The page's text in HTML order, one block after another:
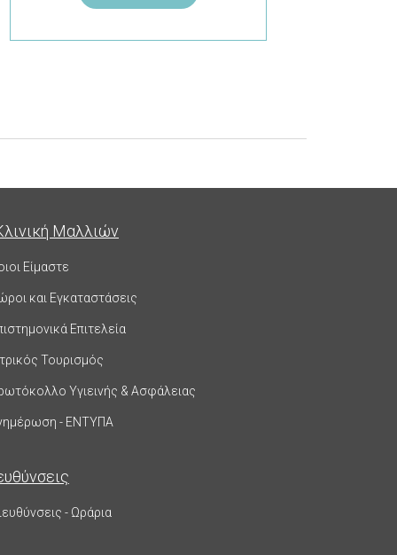
Μαλλιών
Είμαστε
και Εγκαταστάσεις
Επιτελεία
Τουρισμός
Υγιεινής & Ασφάλειας
- ΕΝΤΥΠΑ
- Ωράρια